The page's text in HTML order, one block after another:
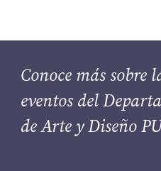
Conoce más sobre
eventos del
de Arte y Diseño